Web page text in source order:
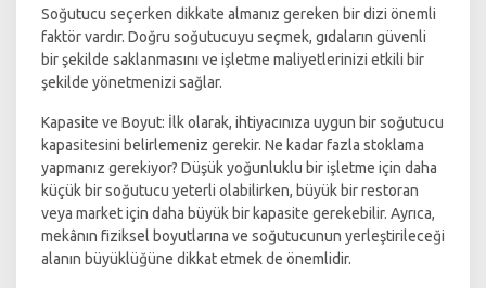
Soğutucu seçerken dikkate almanız gereken bir dizi önemli
faktör vardır. Doğru soğutucuyu seçmek, gıdaların güvenli
bir şekilde saklanmasını ve işletme maliyetlerinizi etkili bir
şekilde yönetmenizi sağlar.
Kapasite ve Boyut: İlk olarak, ihtiyacınıza uygun bir soğutucu
kapasitesini belirlemeniz gerekir. Ne kadar fazla stoklama
yapmanız gerekiyor? Düşük yoğunluklu bir işletme için daha
küçük bir soğutucu yeterli olabilirken, büyük bir restoran
veya market için daha büyük bir kapasite gerekebilir. Ayrıca,
mekânın fiziksel boyutlarına ve soğutucunun yerleştirileceği
alanın büyüklüğüne dikkat etmek de önemlidir.